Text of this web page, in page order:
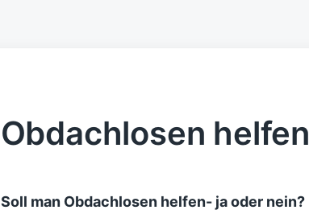
Obdachlosen helfen
Soll man Obdachlosen helfen- ja oder nein?